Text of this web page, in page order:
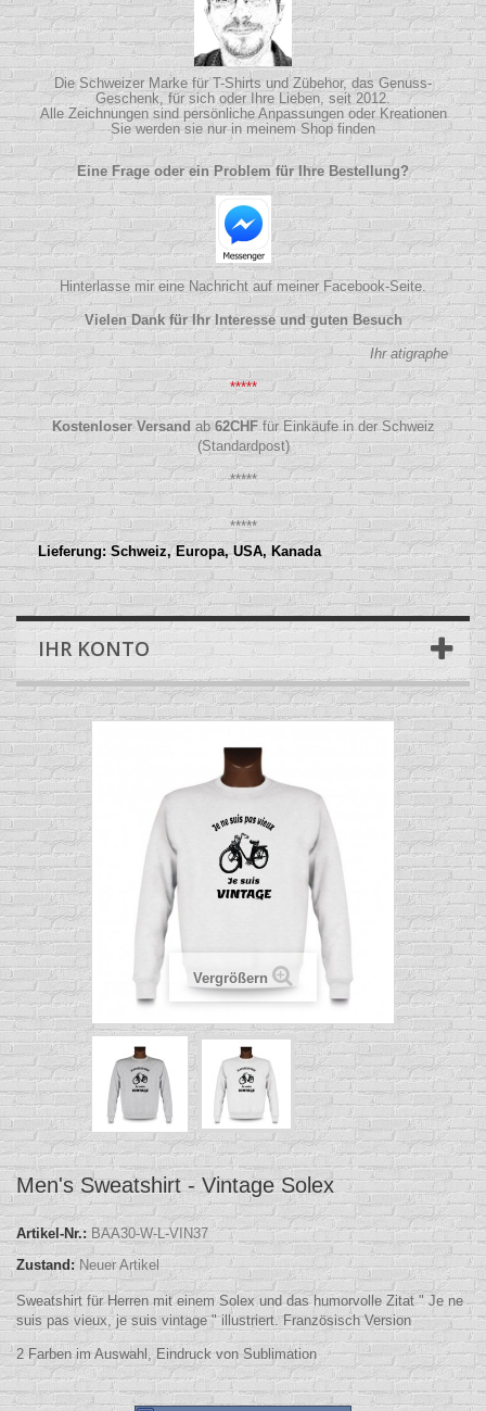
Die Schweizer Marke für T-Shirts und Zübehor, das Genuss-
Geschenk, für sich oder Ihre Lieben, seit 2012.
Alle Zeichnungen sind persönliche Anpassungen oder Kreationen
Sie werden sie nur in meinem Shop finden
Eine Frage oder ein Problem für Ihre Bestellung?
Hinterlasse mir eine Nachricht auf meiner Facebook-Seite.
Vielen Dank für Ihr Interesse und guten Besuch
Ihr atigraphe
*****
Kostenloser Versand ab 62CHFfür Einkäufe in der Schweiz
(Standardpost)
*****
*****
Lieferung: Schweiz, Europa, USA, Kanada
IHR KONTO
Vergrößern
Men's Sweatshirt - Vintage Solex
Artikel-Nr.: BAA30-W-L-VIN37
Zustand: Neuer Artikel
Sweatshirt für Herrenmit einem Solex und das humorvolle Zitat " Je ne
suis pas vieux, je suis vintage " illustriert. Französisch Version
2 Farben im Auswahl, Eindruck von Sublimation